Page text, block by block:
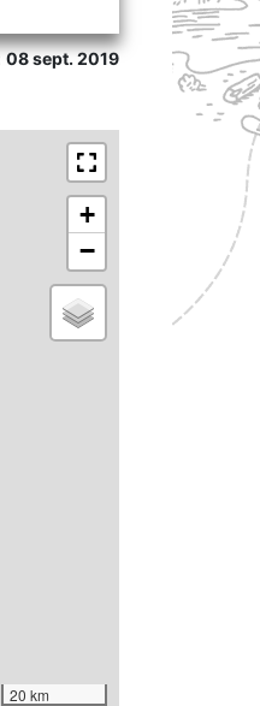
08 sept. 2019
+
−
20 km